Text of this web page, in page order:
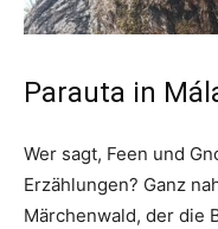
Parauta in
Wer sagt, Feen und
Erzählungen? Ganz
Märchenwald, der die